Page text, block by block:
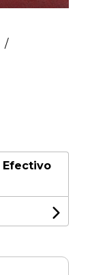
Efectivo